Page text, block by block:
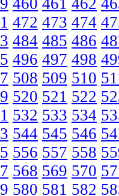
460 461 462
472 473 474
484 485 486
496 497 498
508 509 510
520 521 522
532 533 534
544 545 546
556 557 558
568 569 570
580 581 582